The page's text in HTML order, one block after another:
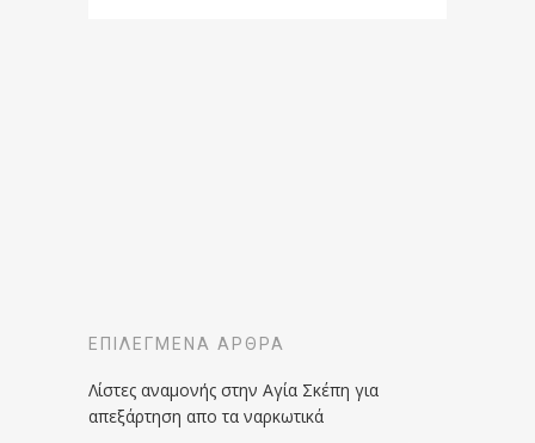
ΕΠΙΛΕΓΜΈΝΑ ΆΡΘΡΑ
Λίστες αναμονής στην Αγία Σκέπη για
απεξάρτηση απο τα ναρκωτικά